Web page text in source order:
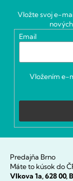
Vložte svoj e-
Email
Vložením e-
Predajňa Brno
Máte to kúsok do
Vlkova 1a, 628 00,